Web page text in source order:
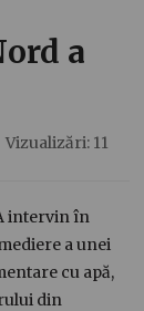
a
Vizualizări: 11
intervin în
a unei
cu apă,
din